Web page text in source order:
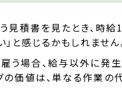
見積書を見たとき、時
」と感じるかもしれません
う場合、給与以外に発
の価値は、単なる作業の